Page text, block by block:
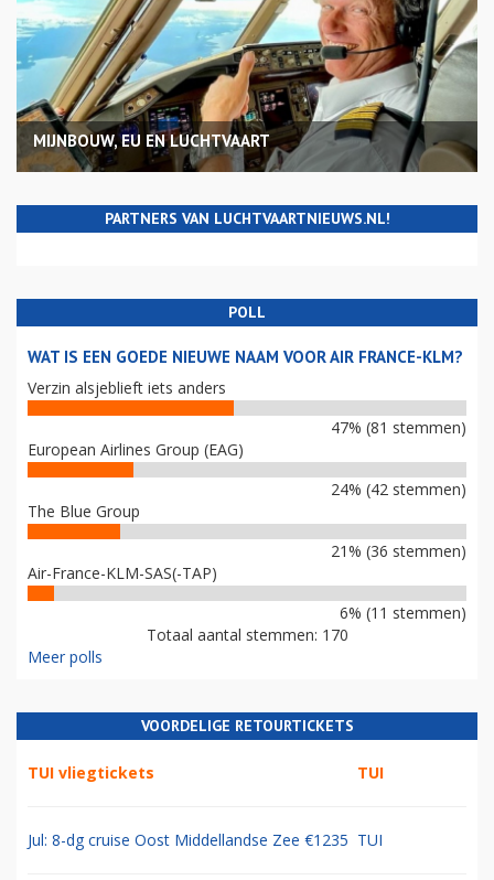
MIJNBOUW, EU EN LUCHTVAART
PARTNERS VAN LUCHTVAARTNIEUWS.NL!
POLL
WAT IS EEN GOEDE NIEUWE NAAM VOOR AIR FRANCE-KLM?
Verzin alsjeblieft iets anders
47% (81 stemmen)
European Airlines Group (EAG)
24% (42 stemmen)
The Blue Group
21% (36 stemmen)
Air-France-KLM-SAS(-TAP)
6% (11 stemmen)
Totaal aantal stemmen: 170
Meer polls
VOORDELIGE RETOURTICKETS
TUI vliegtickets TUI
Jul: 8-dg cruise Oost Middellandse Zee €1235 TUI